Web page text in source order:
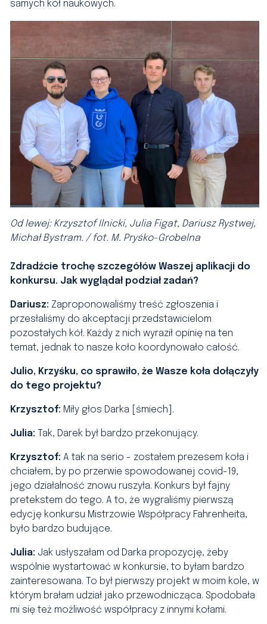
samych kół naukowych.
Od lewej: Krzysztof Ilnicki, Julia Figat, Dariusz Rystwej,
Michał Bystram. / fot. M. Pryśko-Grobelna
Zdradźcie trochę szczegółów Waszej aplikacji do
konkursu. Jak wyglądał podział zadań?
Dariusz: Zaproponowaliśmy treść zgłoszenia i
przesłaliśmy do akceptacji przedstawicielom
pozostałych kół. Każdy z nich wyraził opinię na ten
temat, jednak to nasze koło koordynowało całość.
Julio, Krzyśku, co sprawiło, że Wasze koła dołączyły
do tego projektu?
Krzysztof: Miły głos Darka [śmiech].
Julia: Tak, Darek był bardzo przekonujący.
Krzysztof: A tak na serio - zostałem prezesem koła i
chciałem, by po przerwie spowodowanej covid-19,
jego działalność znowu ruszyła. Konkurs był fajny
pretekstem do tego. A to, że wygraliśmy pierwszą
edycję konkursu Mistrzowie Współpracy Fahrenheita,
było bardzo budujące.
Julia: Jak usłyszałam od Darka propozycję, żeby
wspólnie wystartować w konkursie, to byłam bardzo
zainteresowana. To był pierwszy projekt w moim kole, w
którym brałam udział jako przewodnicząca. Spodobała
mi się też możliwość współpracy z innymi kołami.